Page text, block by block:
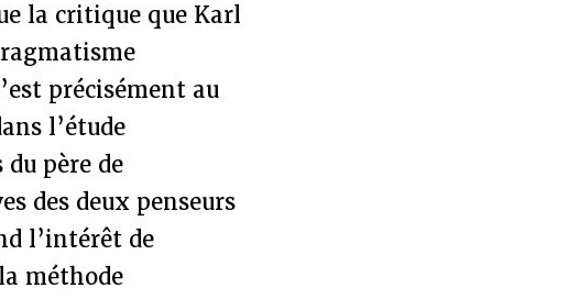
la critique que Karl
précisément au
l’étude
père de
des deux penseurs
l’intérêt de
méthode